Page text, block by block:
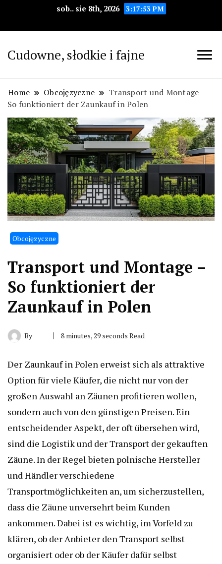
sob.. sie 8th, 2026 3:17:54 PM
Cudowne, słodkie i fajne
Home Obcojęzyczne
Transport und Montage –
So funktioniert der Zaunkauf in Polen
Obcojęzyczne
Transport und Montage –
So funktioniert der
Zaunkauf in Polen
By 8 minutes, 29 seconds Read
Der Zaunkauf in Polen erweist sich als attraktive
Option für viele Käufer, die nicht nur von der
großen Auswahl an Zäunen profitieren wollen,
sondern auch von den günstigen Preisen. Ein
entscheidender Aspekt, der oft übersehen wird,
sind die Logistik und der Transport der gekauften
Zäune. In der Regel bieten polnische Hersteller
und Händler verschiedene
Transportmöglichkeiten an, um sicherzustellen,
dass die Zäune unversehrt beim Kunden
ankommen. Dabei ist es wichtig, im Vorfeld zu
klären, ob der Anbieter den Transport selbst
organisiert oder ob der Käufer dafür selbst